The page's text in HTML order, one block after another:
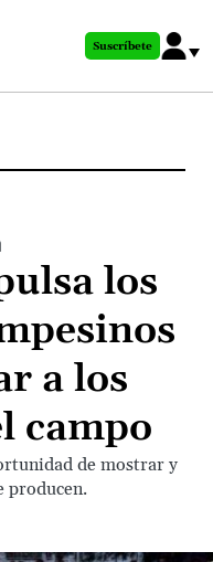
Suscríbete
los
a los
campo
de mostrar y
producen.